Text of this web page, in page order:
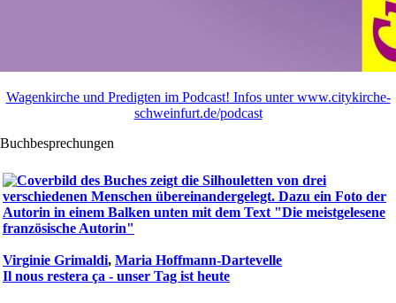
Wagenkirche und Predigten im Podcast! Infos unter www.citykirche-
schweinfurt.de/podcast
Buchbesprechungen
Virginie Grimaldi, Maria Hoffmann-Dartevelle
Il nous restera ça - unser Tag ist heute